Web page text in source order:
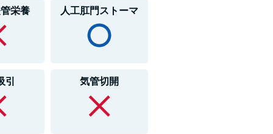
栄養 人工肛門ストーマ
引 気管切開